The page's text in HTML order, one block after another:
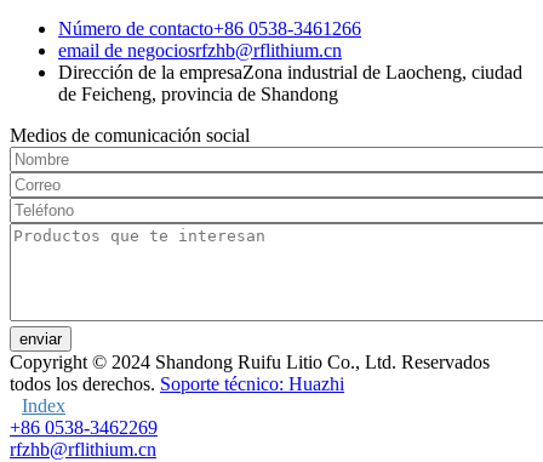
Número de contacto+86 0538-3461266
email de negociosrfzhb@rflithium.cn
Dirección de la empresaZona industrial de Laocheng, ciudad
de Feicheng, provincia de Shandong
Medios de comunicación social
enviar
Copyright © 2024 Shandong Ruifu Litio Co., Ltd. Reservados
todos los derechos. Soporte técnico: Huazhi
Index
+86 0538-3462269
rfzhb@rflithium.cn